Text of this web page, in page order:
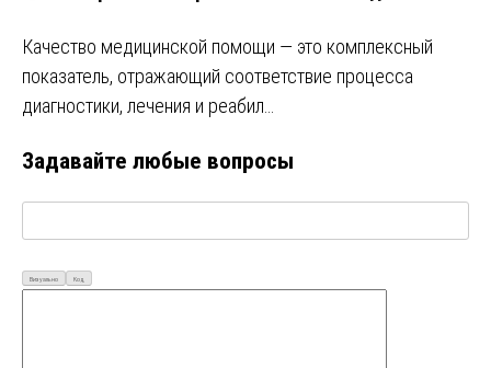
Качество медицинской помощи — это комплексный
показатель, отражающий соответствие процесса
диагностики, лечения и реабил…
Задавайте любые вопросы
Визуально Код